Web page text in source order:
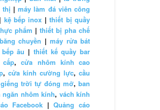
thị | máy làm đá viên công
| kệ bếp inox |thiết bị quầy
phẩm | thiết bị pha chế
chuyền |máy rửa bát
âu | thiết kế quầy bar
,cửa nhôm kính cao
, cửa kính cường lực, cầu
giếng trời tự đóng mở,ban
ngăn nhôm kính, vách kính
Facebook |Quảng cáo